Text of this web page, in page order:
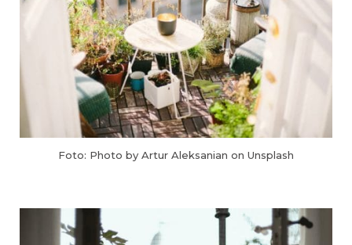
Foto: Photo by Artur Aleksanian on Unsplash